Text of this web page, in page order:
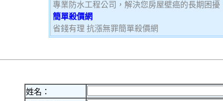
專業防水工程公司，解決您房屋壁癌的長期困
簡單殺價網
省錢有理 抗漲無罪簡單殺價網
姓名：